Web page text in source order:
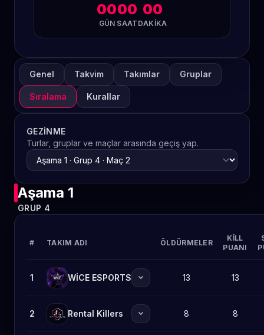
00
GÜN
00
SAAT
00
DAKIKA
Genel Takvim Takımlar Gruplar
Sıralama Kurallar
GEZINME
Turlar, gruplar ve maçlar arasında geçiş yap.
Aşama 1
GRUP 4
# TAKIM ADI ÖLDÜRMELER
KILL
PUANI
1 WİCE ESPORTS expand_more 13 13
2 Rental Killers expand_more 8 8